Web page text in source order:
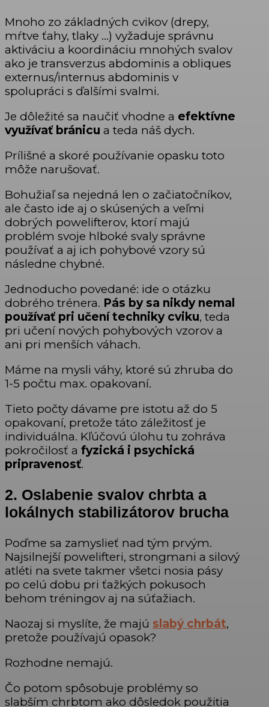
Mnoho zo základných cvikov (drepy,
mŕtve ťahy, tlaky …) vyžaduje správnu
aktiváciu a koordináciu mnohých svalov
ako je transverzus abdominis a obliques
externus/internus abdominis v
spolupráci s ďalšími svalmi.
Je dôležité sa naučiť vhodne a efektívne
využívať bránicu a teda náš dych.
Prílišné a skoré používanie opasku toto
môže narušovať.
Bohužiaľ sa nejedná len o začiatočníkov,
ale často ide aj o skúsených a veľmi
dobrých powelifterov, ktorí majú
problém svoje hlboké svaly správne
používať a aj ich pohybové vzory sú
následne chybné.
Jednoducho povedané: ide o otázku
dobrého trénera. Pás by sa nikdy nemal
používať pri učení techniky cviku, teda
pri učení nových pohybových vzorov a
ani pri menších váhach.
Máme na mysli váhy, ktoré sú zhruba do
1-5 počtu max. opakovaní.
Tieto počty dávame pre istotu až do 5
opakovaní, pretože táto záležitosť je
individuálna. Kľúčovú úlohu tu zohráva
pokročilosť a fyzická i psychická
pripravenosť.
2. Oslabenie svalov chrbta a
lokálnych stabilizátorov brucha
Poďme sa zamyslieť nad tým prvým.
Najsilnejší powelifteri, strongmani a silový
atléti na svete takmer všetci nosia pásy
po celú dobu pri ťažkých pokusoch
behom tréningov aj na súťažiach.
Naozaj si myslíte, že majú slabý chrbát,
pretože používajú opasok?
Rozhodne nemajú.
Čo potom spôsobuje problémy so
slabším chrbtom ako dôsledok použitia